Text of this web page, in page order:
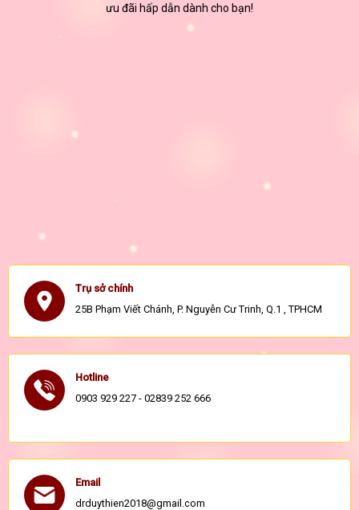
ưu đãi hấp dẫn dành cho bạn!
Trụ sở chính
25B Phạm Viết Chánh, P. Nguyễn Cư Trinh, Q.1 , TPHCM
Hotline
0903 929 227 - 02839 252 666
Email
drduythien2018@gmail.com